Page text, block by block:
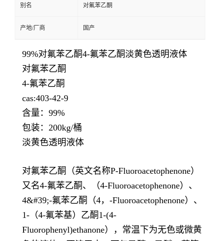
别名 对氟苯乙酮
产地/厂商 国产
99%对氟苯乙酮4-氟苯乙酮淡黄色透明液体
对氟苯乙酮
4-氟苯乙酮
cas:403-42-9
含量：99%
包装：200kg/桶
淡黄色透明液体
对氟苯乙酮（英文名称P-Fluoroacetophenone）
又名4-氟苯乙酮、（4-Fluoroacetophenone）、
4&#39;-氟苯乙酮（4，-Fluoroacetophenone）、
1-（4-氟苯基）乙酮1-(4-
Fluorophenyl)ethanone），常温下为无色或微黄